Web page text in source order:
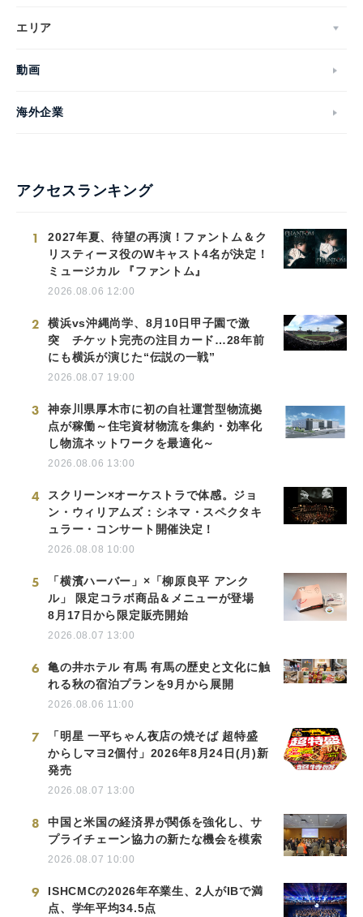
エリア
動画
海外企業
アクセスランキング
1
2027年夏、待望の再演！ファントム＆ク
リスティーヌ役のWキャスト4名が決定！
ミュージカル 『ファントム』
2026.08.06 12:00
2
横浜vs沖縄尚学、8月10日甲子園で激
突 チケット完売の注目カード…28年前
にも横浜が演じた“伝説の一戦”
2026.08.07 19:00
3
神奈川県厚木市に初の自社運営型物流拠
点が稼働～住宅資材物流を集約・効率化
し物流ネットワークを最適化～
2026.08.06 13:00
4
スクリーン×オーケストラで体感。ジョ
ン・ウィリアムズ：シネマ・スペクタキ
ュラー・コンサート開催決定！
2026.08.08 10:00
5
「横濱ハーバー」×「柳原良平 アンク
ル」 限定コラボ商品＆メニューが登場
8月17日から限定販売開始
2026.08.07 13:00
6
亀の井ホテル 有馬 有馬の歴史と文化に触
れる秋の宿泊プランを9月から展開
2026.08.06 11:00
7
「明星 一平ちゃん夜店の焼そば 超特盛
からしマヨ2個付」2026年8月24日(月)新
発売
2026.08.07 13:00
8
中国と米国の経済界が関係を強化し、サ
プライチェーン協力の新たな機会を模索
2026.08.07 10:00
9
ISHCMCの2026年卒業生、2人がIBで満
点、学年平均34.5点